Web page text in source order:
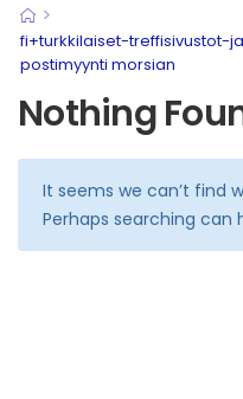
>
fi+turkkilaiset-treffisivustot-
postimyynti morsian
Nothing
It seems we can’t find
Perhaps searching can